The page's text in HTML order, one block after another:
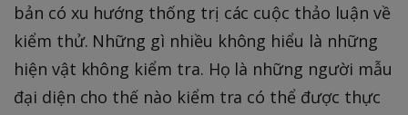
bản có xu hướng thống trị các cuộc thảo luận về
kiểm thử. Những gì nhiều không hiểu là những
hiện vật không kiểm tra. Họ là những người mẫu
đại diện cho thế nào kiểm tra có thể được thực